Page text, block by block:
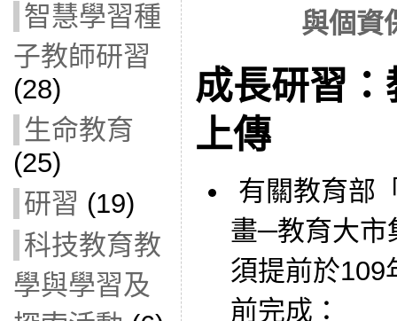
智慧學習種
子教師研習
(28)
生命教育
(25)
研習 (19)
科技教育教
學與學習及
與個資
成長研習
上傳
有關教育部
畫─教育大市
須提前於109
前完成：